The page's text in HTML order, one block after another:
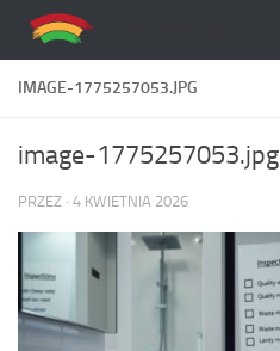
Skip to content
IMAGE-1775257053.JPG
image-1775257053.jpg
PRZEZ · 4 KWIETNIA 2026